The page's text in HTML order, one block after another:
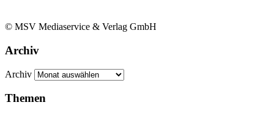
© MSV Mediaservice & Verlag GmbH
Archiv
Archiv
Themen